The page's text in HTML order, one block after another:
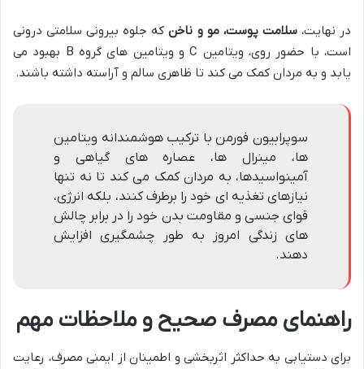
در نهایت،سلامت پوست، مو و ناخنکه جلوه بیرونی سلامتی درونی
است، با حضور روی، ویتامین C و ویتامین های گروه B بهبود می
یابد و به مردان کمک می کند تا ظاهری سالم و آراسته داشته باشند.
سوپرابیون فورمن با ترکیب هوشمندانه ویتامین
ها، مینرال ها، عصاره های گیاهی و
آمینواسیدها، به مردان کمک می کند تا نه تنها
نیازهای تغذیه ای خود را برطرف کنند، بلکه انرژی،
قوای جنسی و مقاومت بدن خود را در برابر چالش
های زندگی امروز به طور چشمگیری افزایش
دهند.
راهنمای مصرف صحیح و ملاحظات مهم
برای دستیابی به حداکثر اثربخشی و اطمینان از ایمنی مصرف، رعایت